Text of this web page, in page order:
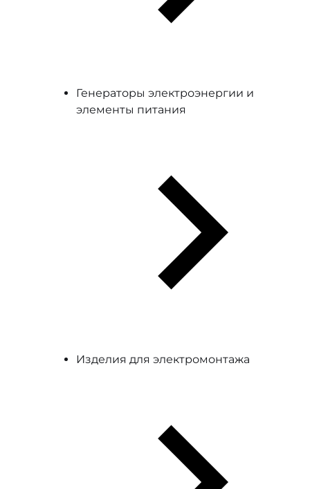
Генераторы электроэнергии и
элементы питания
Изделия для электромонтажа